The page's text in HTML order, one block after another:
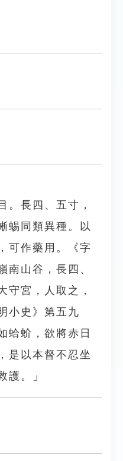
。長四、五寸，
蜴同類異種。以
可作藥用。《字
南山谷，長四、
守宮，人取之，
小史》第五九
蛤蚧，欲將赤日
是以本督不忍坐
護。」